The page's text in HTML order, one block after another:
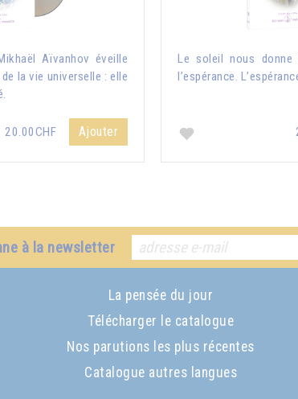
Aïvanhov éveille
la vie universelle : elle
20.00CHF Ajouter
Le soleil nous
l’espérance.
à la newsletter
La pensée du jour
Télécharger le catalogue
Nos parutions les plus récentes
Catalogue autres langues